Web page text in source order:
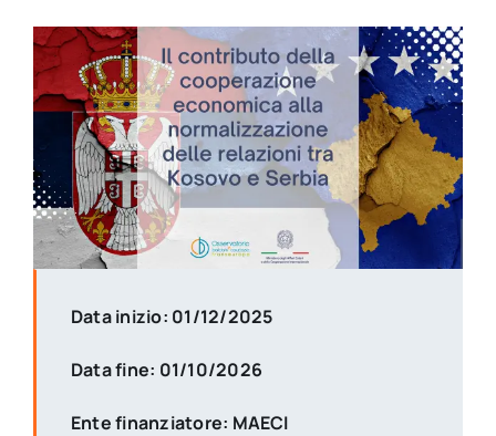
Data inizio: 01/12/2025
Data fine: 01/10/2026
Ente finanziatore: MAECI